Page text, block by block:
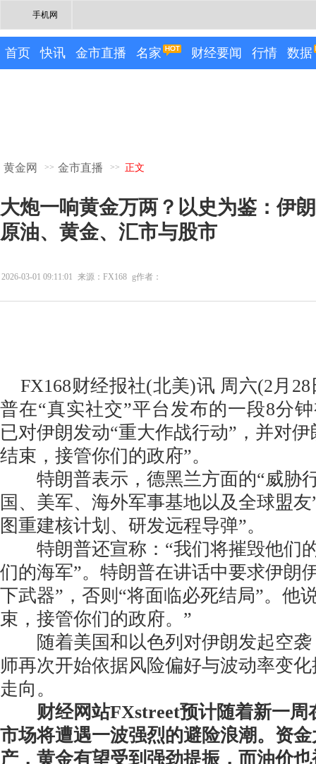
手机网
首页 快讯 金市直播 名家 财经要闻 行情 数据
黄金网 >> 金市直播 >> 正文
大炮一响黄金万两？以史为鉴：伊
原油、黄金、汇市与股市
2026-03-01 09:11:01 来源：FX168 g作者：
FX168财经报社(北美)讯 周六(2月
普在“真实社交”平台发布的一段8分
已对伊朗发动“重大作战行动”，并对
结束，接管你们的政府”。
特朗普表示，德黑兰方面的“威胁
国、美军、海外军事基地以及全球盟
图重建核计划、研发远程导弹”。
特朗普还宣称：“我们将摧毁他们
们的海军”。特朗普在讲话中要求伊朗
下武器”，否则“将面临必死结局”。他
束，接管你们的政府。”
随着美国和以色列对伊朗发起空袭
师再次开始依据风险偏好与波动率变
走向。
财经网站FXstreet预计随着新一周
市场将遭遇一波强烈的避险浪潮。资
产，黄金有望受到强劲提振，而油价